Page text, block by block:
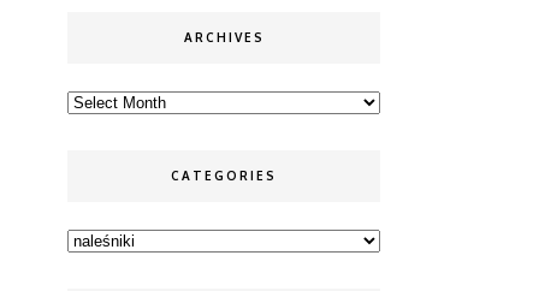
ARCHIVES
Archives
CATEGORIES
Categories